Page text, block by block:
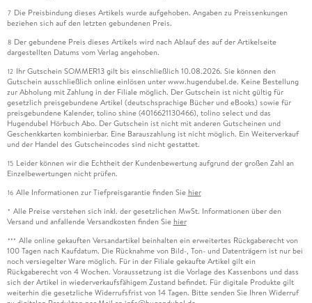
7 Die Preisbindung dieses Artikels wurde aufgehoben. Angaben zu Preissenkungen
beziehen sich auf den letzten gebundenen Preis.
8 Der gebundene Preis dieses Artikels wird nach Ablauf des auf der Artikelseite
dargestellten Datums vom Verlag angehoben.
12 Ihr Gutschein SOMMER13 gilt bis einschließlich 10.08.2026. Sie können den
Gutschein ausschließlich online einlösen unter www.hugendubel.de. Keine Bestellung
zur Abholung mit Zahlung in der Filiale möglich. Der Gutschein ist nicht gültig für
gesetzlich preisgebundene Artikel (deutschsprachige Bücher und eBooks) sowie für
preisgebundene Kalender, tolino shine (4016621130466), tolino select und das
Hugendubel Hörbuch Abo. Der Gutschein ist nicht mit anderen Gutscheinen und
Geschenkkarten kombinierbar. Eine Barauszahlung ist nicht möglich. Ein Weiterverkauf
und der Handel des Gutscheincodes sind nicht gestattet.
15 Leider können wir die Echtheit der Kundenbewertung aufgrund der großen Zahl an
Einzelbewertungen nicht prüfen.
16 Alle Informationen zur Tiefpreisgarantie finden Sie hier
* Alle Preise verstehen sich inkl. der gesetzlichen MwSt. Informationen über den
Versand und anfallende Versandkosten finden Sie hier
*** Alle online gekauften Versandartikel beinhalten ein erweitertes Rückgaberecht von
100 Tagen nach Kaufdatum. Die Rücknahme von Bild-, Ton- und Datenträgern ist nur bei
noch versiegelter Ware möglich. Für in der Filiale gekaufte Artikel gilt ein
Rückgaberecht von 4 Wochen. Voraussetzung ist die Vorlage des Kassenbons und dass
sich der Artikel in wiederverkaufsfähigem Zustand befindet. Für digitale Produkte gilt
weiterhin die gesetzliche Widerrufsfrist von 14 Tagen. Bitte senden Sie Ihren Widerruf